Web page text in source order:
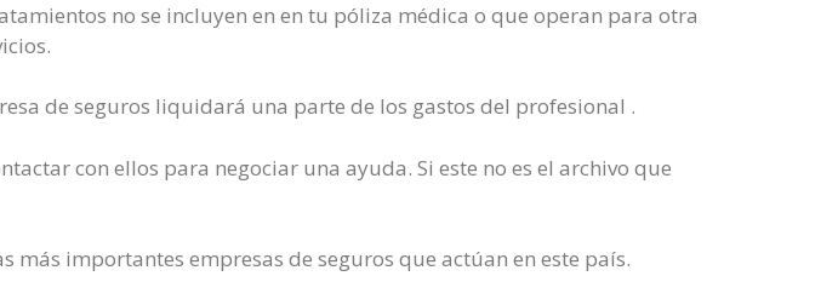
no se incluyen en en tu póliza médica o que operan para otra
de seguros liquidará una parte de los gastos del profesional .
con ellos para negociar una ayuda. Si este no es el archivo que
importantes empresas de seguros que actúan en este país.